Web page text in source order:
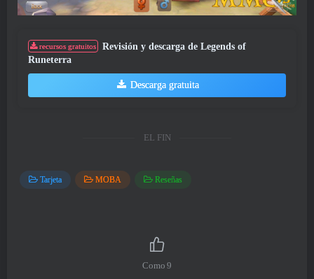
recursos gratuitos
Revisión y descarga de Legends of
Runeterra
Descarga gratuita
EL FIN
Tarjeta MOBA Reseñas
Como 9